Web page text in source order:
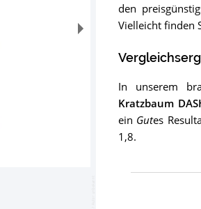
den
Vielleicht finden
In unserem
Kratzbaum
ein Gutes
1,8.